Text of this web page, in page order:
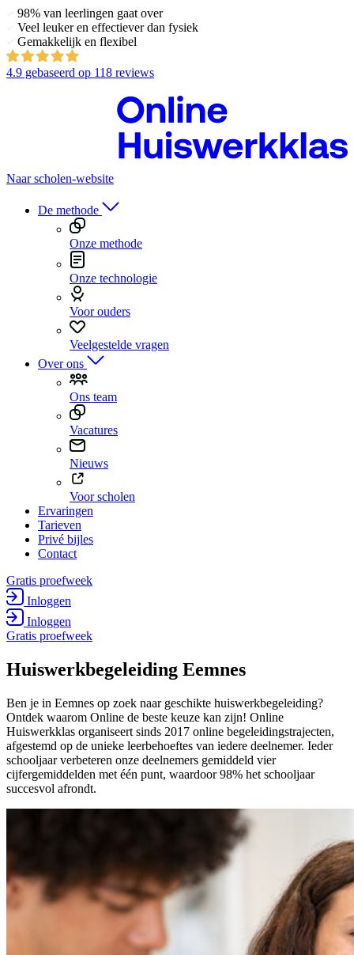
98% van leerlingen gaat over
Veel leuker en effectiever dan fysiek
Gemakkelijk en flexibel
4.9 gebaseerd op 118 reviews
Naar scholen-website
De methode
Onze methode
Onze technologie
Voor ouders
Veelgestelde vragen
Over ons
Ons team
Vacatures
Nieuws
Voor scholen
Ervaringen
Tarieven
Privé bijles
Contact
Gratis proefweek
Inloggen
Inloggen
Gratis proefweek
Huiswerk­begeleiding Eemnes
Ben je in Eemnes op zoek naar geschikte huiswerkbegeleiding?
Ontdek waarom Online de beste keuze kan zijn! Online
Huiswerkklas organiseert sinds 2017 online begeleidingstrajecten,
afgestemd op de unieke leerbehoeftes van iedere deelnemer. Ieder
schooljaar verbeteren onze deelnemers gemiddeld vier
cijfergemiddelden met één punt, waardoor 98% het schooljaar
succesvol afrondt.